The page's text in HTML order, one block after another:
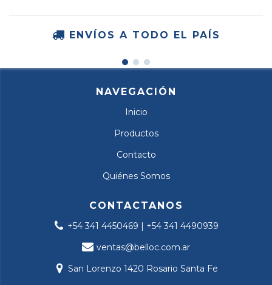
ENVÍOS A TODO EL PAÍS
NAVEGACIÓN
Inicio
Productos
Contacto
Quiénes Somos
CONTACTANOS
+54 341 4450469 | +54 341 4490939
ventas@belloc.com.ar
San Lorenzo 1420 Rosario Santa Fe